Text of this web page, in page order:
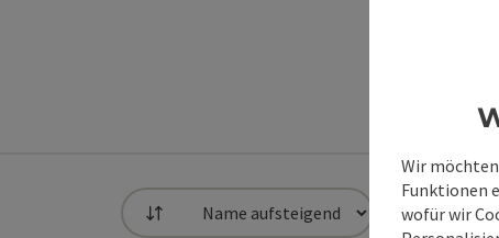
Sortierung
Wir
Funktionen
wofür wir